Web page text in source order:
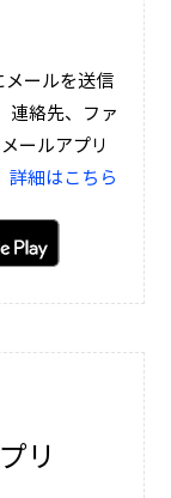
ールを送信
連絡先、ファ
ールアプリ
詳細はこちら
リ